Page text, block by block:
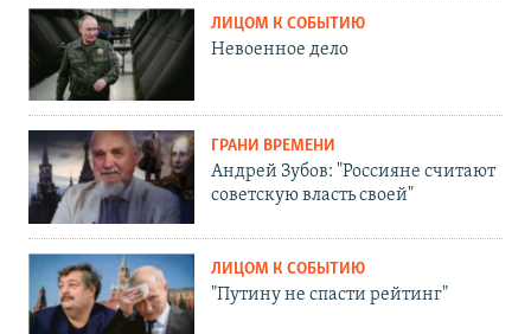
ЛИЦОМ К СОБЫТИЮ
Невоенное дело
ГРАНИ ВРЕМЕНИ
Андрей Зубов: "Россияне считают
советскую власть своей"
ЛИЦОМ К СОБЫТИЮ
"Путину не спасти рейтинг"